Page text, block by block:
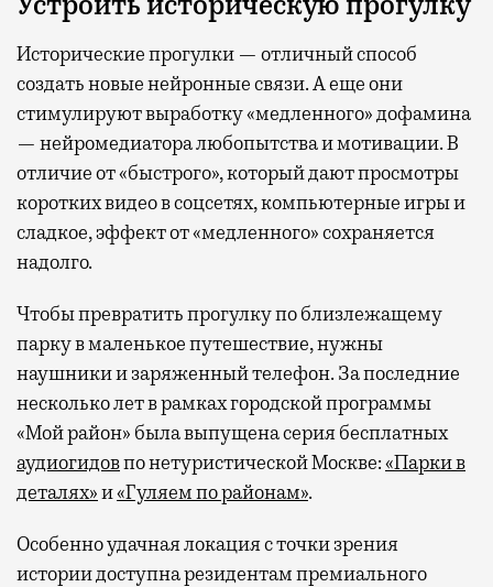
Исторические прогулки — отличный способ
создать новые нейронные связи. А еще они
стимулируют выработку «медленного» дофамина
— нейромедиатора любопытства и мотивации. В
отличие от «быстрого», который дают просмотры
коротких видео в соцсетях, компьютерные игры и
сладкое, эффект от «медленного» сохраняется
надолго.
Чтобы превратить прогулку по близлежащему
парку в маленькое путешествие, нужны
наушники и заряженный телефон. За последние
несколько лет в рамках городской программы
«Мой район» была выпущена серия бесплатных
аудиогидовпо нетуристической Москве:«Парки в
деталях»и«Гуляем по районам».
Особенно удачная локация с точки зрения
истории доступна резидентам премиального